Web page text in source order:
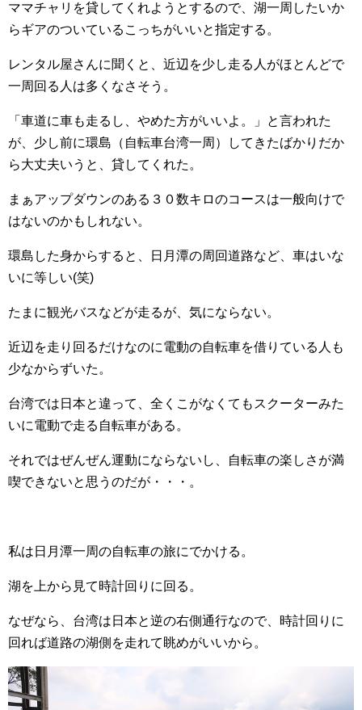
ママチャリを貸してくれようとするので、湖一周したいか
らギアのついているこっちがいいと指定する。
レンタル屋さんに聞くと、近辺を少し走る人がほとんどで
一周回る人は多くなさそう。
「車道に車も走るし、やめた方がいいよ。」と言われた
が、少し前に環島（自転車台湾一周）してきたばかりだか
ら大丈夫いうと、貸してくれた。
まぁアップダウンのある３０数キロのコースは一般向けで
はないのかもしれない。
環島した身からすると、日月潭の周回道路など、車はいな
いに等しい(笑)
たまに観光バスなどが走るが、気にならない。
近辺を走り回るだけなのに電動の自転車を借りている人も
少なからずいた。
台湾では日本と違って、全くこがなくてもスクーターみた
いに電動で走る自転車がある。
それではぜんぜん運動にならないし、自転車の楽しさが満
喫できないと思うのだが・・・。
私は日月潭一周の自転車の旅にでかける。
湖を上から見て時計回りに回る。
なぜなら、台湾は日本と逆の右側通行なので、時計回りに
回れば道路の湖側を走れて眺めがいいから。